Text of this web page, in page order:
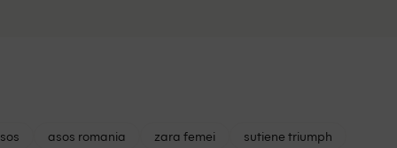
asos romania zara femei
sutiene triumph